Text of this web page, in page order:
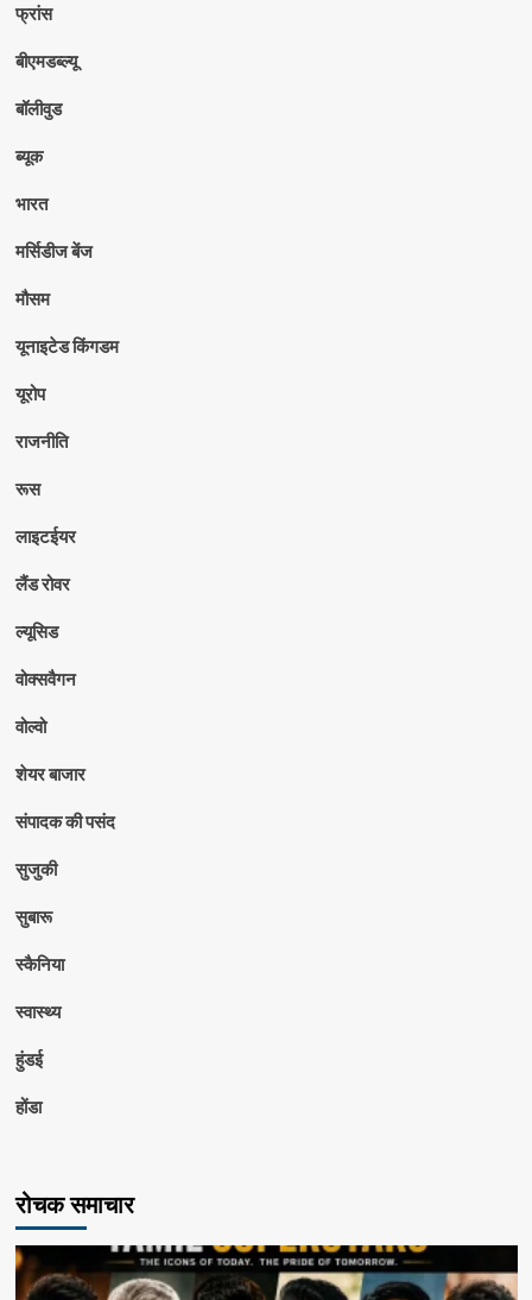
फ्रांस
बीएमडब्ल्यू
बॉलीवुड
ब्यूक
भारत
मर्सिडीज बेंज
मौसम
यूनाइटेड किंगडम
यूरोप
राजनीति
रूस
लाइटईयर
लैंड रोवर
ल्यूसिड
वोक्सवैगन
वोल्वो
शेयर बाजार
संपादक की पसंद
सुजुकी
सुबारू
स्कैनिया
स्वास्थ्य
हुंडई
होंडा
रोचक समाचार